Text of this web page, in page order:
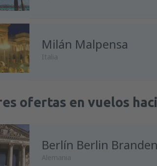
Milán Malpensa
Italia
ofertas en vuelos
Alemania